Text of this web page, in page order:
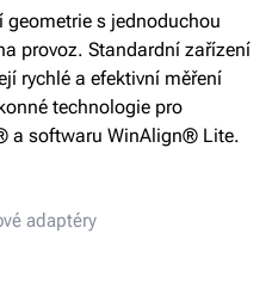
geometrie s jednoduchou
provoz. Standardní zařízení
rychlé a efektivní měření
technologie pro
a softwaru WinAlign® Lite.
adaptéry